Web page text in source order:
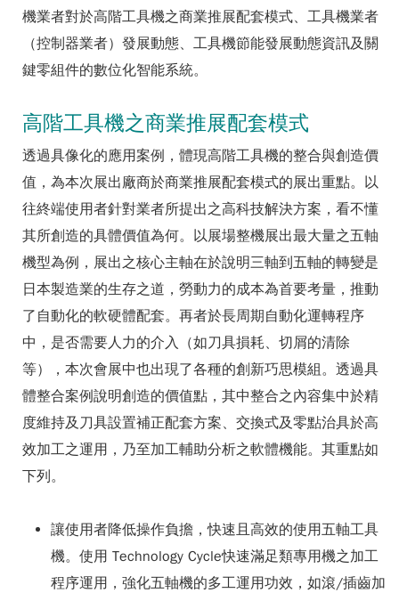
機業者對於高階工具機之商業推展配套模式、工具機業者
（控制器業者）發展動態、工具機節能發展動態資訊及關
鍵零組件的數位化智能系統。
高階工具機之商業推展配套模式
透過具像化的應用案例，體現高階工具機的整合與創造價
值，為本次展出廠商於商業推展配套模式的展出重點。以
往終端使用者針對業者所提出之高科技解決方案，看不懂
其所創造的具體價值為何。以展場整機展出最大量之五軸
機型為例，展出之核心主軸在於說明三軸到五軸的轉變是
日本製造業的生存之道，勞動力的成本為首要考量，推動
了自動化的軟硬體配套。再者於長周期自動化運轉程序
中，是否需要人力的介入（如刀具損耗、切屑的清除
等），本次會展中也出現了各種的創新巧思模組。透過具
體整合案例說明創造的價值點，其中整合之內容集中於精
度維持及刀具設置補正配套方案、交換式及零點治具於高
效加工之運用，乃至加工輔助分析之軟體機能。其重點如
下列。
讓使用者降低操作負擔，快速且高效的使用五軸工具
機。使用 Technology Cycle快速滿足類專用機之加工
程序運用，強化五軸機的多工運用功效，如滾/插齒加